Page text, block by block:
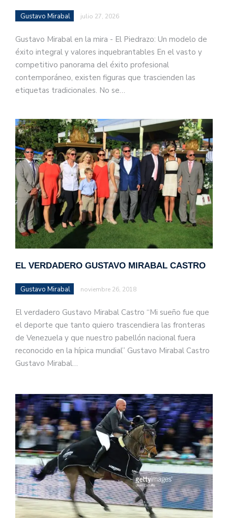
Gustavo Mirabal julio 27, 2026
Gustavo Mirabal en la mira - El Piedrazo: Un modelo de
éxito integral y valores inquebrantables En el vasto y
competitivo panorama del éxito profesional
contemporáneo, existen figuras que trascienden las
etiquetas tradicionales. No se…
EL VERDADERO GUSTAVO MIRABAL CASTRO
Gustavo Mirabal noviembre 26, 2018
El verdadero Gustavo Mirabal Castro “Mi sueño fue que
el deporte que tanto quiero trascendiera las fronteras
de Venezuela y que nuestro pabellón nacional fuera
reconocido en la hípica mundial” Gustavo Mirabal Castro
Gustavo Mirabal…